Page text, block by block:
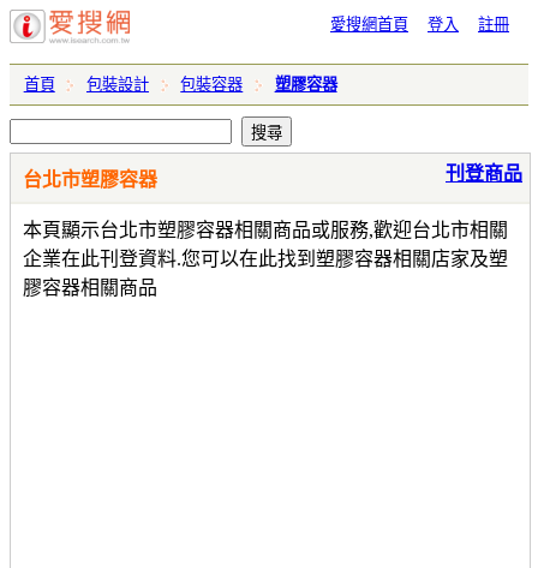
愛搜網首頁 登入 註冊
首頁 包裝設計 包裝容器 塑膠容器
台北市塑膠容器
本頁顯示台北市塑膠容器相關商品或服務,歡迎台北市相關
企業在此刊登資料.您可以在此找到塑膠容器相關店家及塑
膠容器相關商品
刊登商品